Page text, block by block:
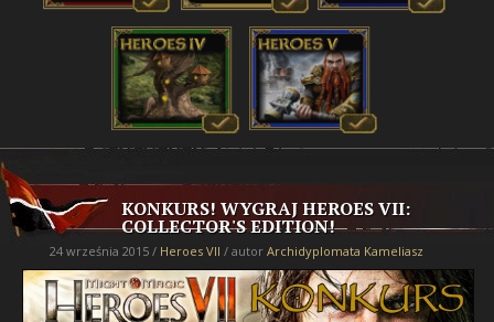
KONKURS! WYGRAJ HEROES VII:
COLLECTOR'S EDITION!
24 września 2015 / Heroes VII / autor Archidyplomata Kameliasz